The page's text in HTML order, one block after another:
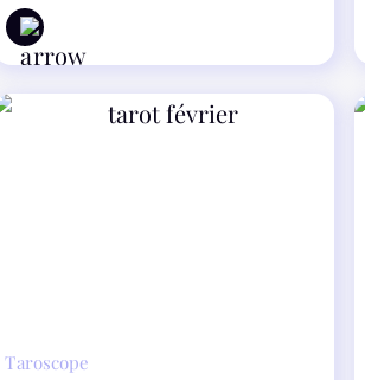
Taroscope